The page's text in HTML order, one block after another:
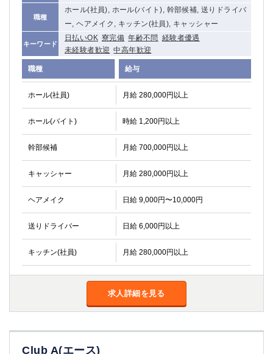
職種
ホール(社員), ホール(バイト), 幹部候補, 送りドライバ
ー, ヘアメイク, キッチン(社員), キャッシャー
キーワード
日払いOK 寮完備 年齢不問 経験者優遇
未経験者歓迎 中高年歓迎
職種 給与
ホール(社員) 月給 280,000円以上
ホール(バイト) 時給 1,200円以上
幹部候補 月給 700,000円以上
キャッシャー 月給 280,000円以上
ヘアメイク 日給 9,000円〜10,000円
送りドライバー 日給 6,000円以上
キッチン(社員) 月給 280,000円以上
求人詳細を見る
Club A(エース)